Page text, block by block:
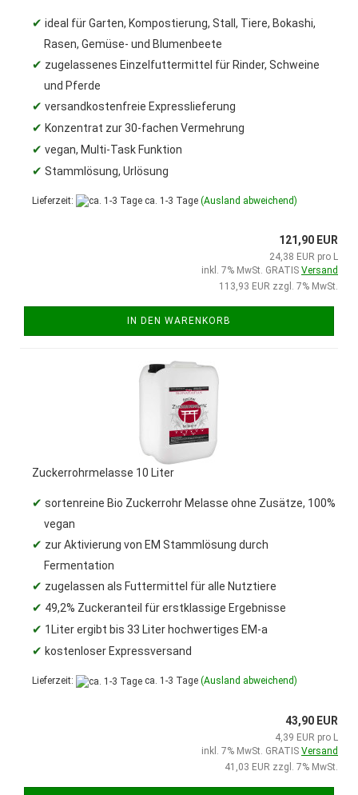
✔ ideal für Garten, Kompostierung, Stall, Tiere, Bokashi,
Rasen, Gemüse- und Blumenbeete
✔ zugelassenes Einzelfuttermittel für Rinder, Schweine
und Pferde
✔ versandkostenfreie Expresslieferung
✔ Konzentrat zur 30-fachen Vermehrung
✔ vegan, Multi-Task Funktion
✔ Stammlösung, Urlösung
Lieferzeit: ca. 1-3 Tage (Ausland abweichend)
121,90 EUR
24,38 EUR pro L
inkl. 7% MwSt. GRATIS Versand
113,93 EUR zzgl. 7% MwSt.
IN DEN WARENKORB
Zuckerrohrmelasse 10 Liter
✔ sortenreine Bio Zuckerrohr Melasse ohne Zusätze, 100%
vegan
✔ zur Aktivierung von EM Stammlösung durch
Fermentation
✔ zugelassen als Futtermittel für alle Nutztiere
✔ 49,2% Zuckeranteil für erstklassige Ergebnisse
✔ 1Liter ergibt bis 33 Liter hochwertiges EM-a
✔ kostenloser Expressversand
Lieferzeit: ca. 1-3 Tage (Ausland abweichend)
43,90 EUR
4,39 EUR pro L
inkl. 7% MwSt. GRATIS Versand
41,03 EUR zzgl. 7% MwSt.